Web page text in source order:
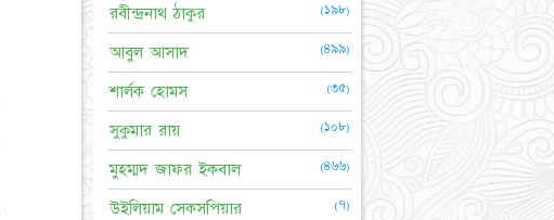
রবীন্দ্রনাথ ঠাকুর (১৯৮)
আবুল আসাদ (৪৯৯)
শার্লক হোমস (৩৫)
সুকুমার রায় (১০৮)
মুহম্মদ জাফর ইকবাল (৪৬৬)
উইলিয়াম সেকসপিয়ার (৭)